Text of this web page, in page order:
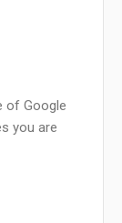
of Google
you are